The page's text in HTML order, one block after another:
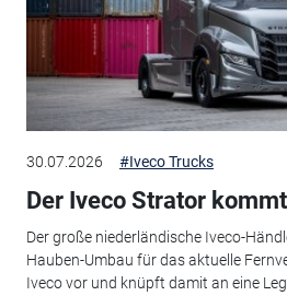
30.07.2026 #Iveco Trucks
Der Iveco Strator
Der große niederländische Iveco-
Hauben-Umbau für das aktuelle
Iveco vor und knüpft damit an eine